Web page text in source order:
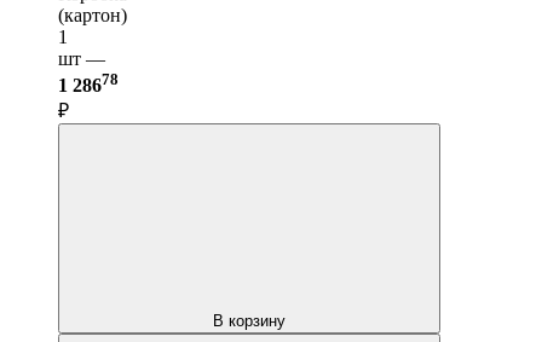
(картон)
1
шт —
1 28678
₽
В корзину